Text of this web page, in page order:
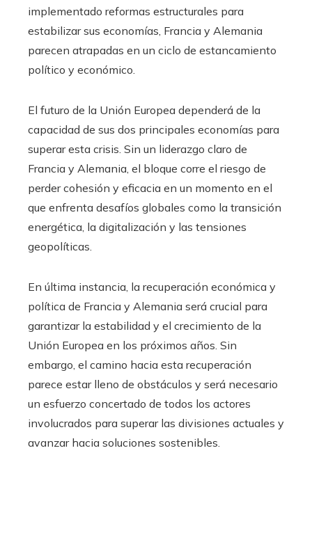
implementado reformas estructurales para
estabilizar sus economías, Francia y Alemania
parecen atrapadas en un ciclo de estancamiento
político y económico.
El futuro de la Unión Europea dependerá de la
capacidad de sus dos principales economías para
superar esta crisis. Sin un liderazgo claro de
Francia y Alemania, el bloque corre el riesgo de
perder cohesión y eficacia en un momento en el
que enfrenta desafíos globales como la transición
energética, la digitalización y las tensiones
geopolíticas.
En última instancia, la recuperación económica y
política de Francia y Alemania será crucial para
garantizar la estabilidad y el crecimiento de la
Unión Europea en los próximos años. Sin
embargo, el camino hacia esta recuperación
parece estar lleno de obstáculos y será necesario
un esfuerzo concertado de todos los actores
involucrados para superar las divisiones actuales y
avanzar hacia soluciones sostenibles.